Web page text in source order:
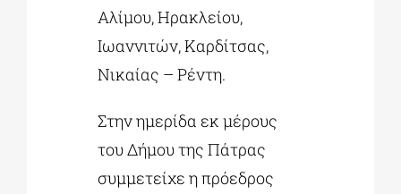
Αλίμου, Ηρακλείου,
Ιωαννιτών, Καρδίτσας,
Νικαίας – Ρέντη.
Στην ημερίδα εκ μέρους
του Δήμου της Πάτρας
συμμετείχε η πρόεδρος